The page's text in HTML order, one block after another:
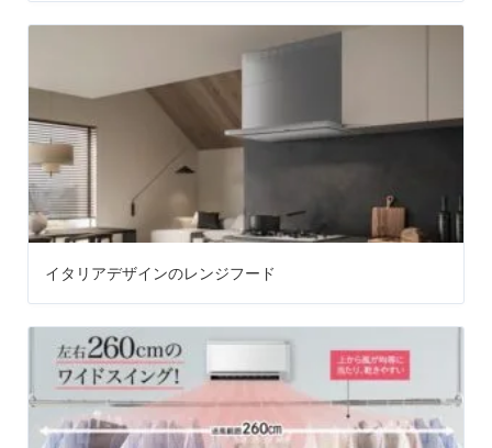
イタリアデザインのレンジフード